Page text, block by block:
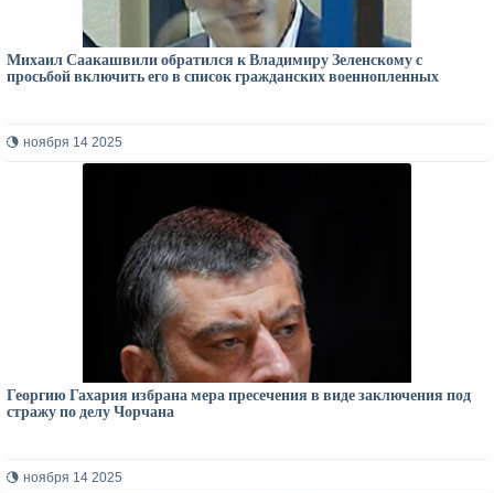
Михаил Саакашвили обратился к Владимиру Зеленскому с
просьбой включить его в список гражданских военнопленных
ноября 14 2025
Георгию Гахария избрана мера пресечения в виде заключения под
стражу по делу Чорчана
ноября 14 2025